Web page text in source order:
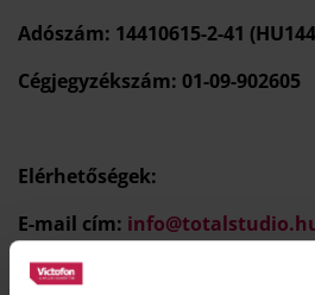
Adószám: 14410615-2-41
Cégjegyzékszám: 01-09-902605
Elérhetőségek:
E-mail cím:
Mobil:+36 20 313 9004, +36 20